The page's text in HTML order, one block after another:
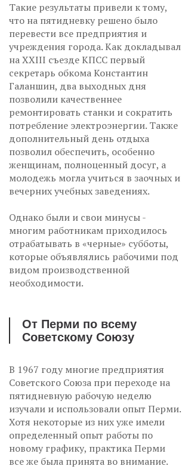
Такие результаты привели к тому,
что на пятидневку решено было
перевести все предприятия и
учреждения города. Как докладывал
на XXIII съезде КПСС первый
секретарь обкома Константин
Галаншин, два выходных дня
позволили качественнее
ремонтировать станки и сократить
потребление электроэнергии. Также
дополнительный день отдыха
позволил обеспечить, особенно
женщинам, полноценный досуг, а
молодежь могла учиться в заочных и
вечерних учебных заведениях.
Однако были и свои минусы -
многим работникам приходилось
отрабатывать в «черные» субботы,
которые объявлялись рабочими под
видом производственной
необходимости.
От Перми по всему
Советскому Союзу
В 1967 году многие предприятия
Советского Союза при переходе на
пятидневную рабочую неделю
изучали и использовали опыт Перми.
Хотя некоторые из них уже имели
определенный опыт работы по
новому графику, практика Перми
все же была принята во внимание.